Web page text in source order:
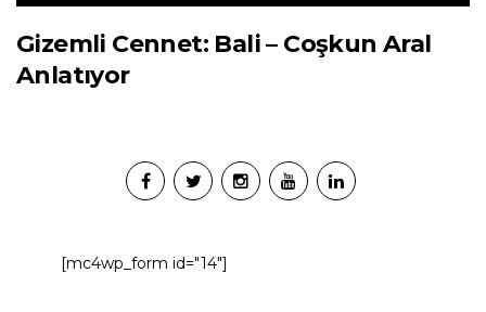
Gizemli Cennet: Bali – Coşkun Aral
Anlatıyor
[mc4wp_form id="14"]